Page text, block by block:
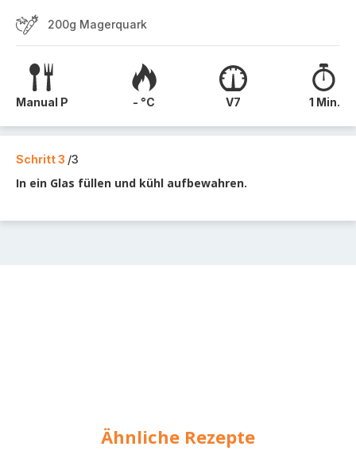
200g Magerquark
Manual P - °C V7 1 Min.
Schritt 3 /3
In ein Glas füllen und kühl aufbewahren.
Ähnliche Rezepte